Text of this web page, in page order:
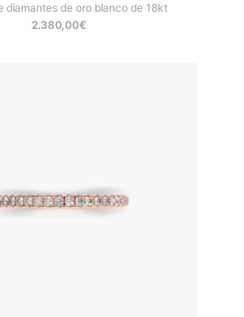
diamantes de oro blanco de 18kt
2.380,00€